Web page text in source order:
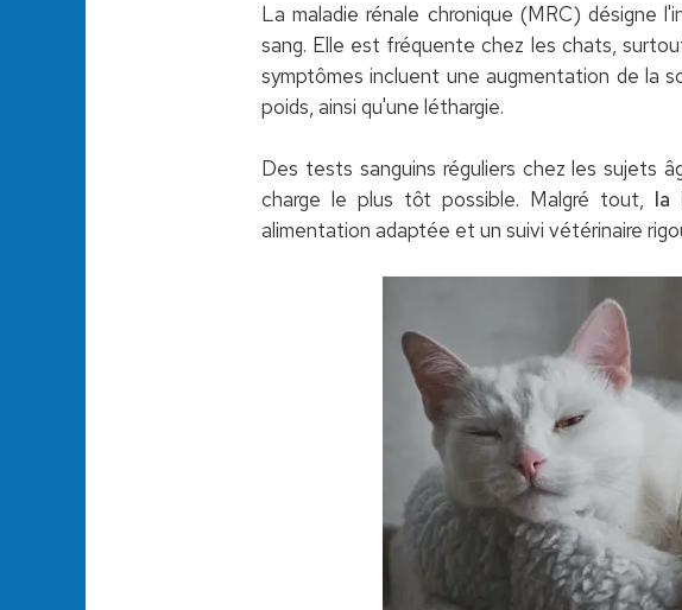
La maladie rénale chronique (MRC) désigne
sang. Elle est fréquente chez les chats,
symptômes incluent une augmentation de la
poids, ainsi qu'une léthargie.
Des tests sanguins réguliers chez les sujets
charge le plus tôt possible. Malgré tout, la
alimentation adaptée et un suivi vétérinaire